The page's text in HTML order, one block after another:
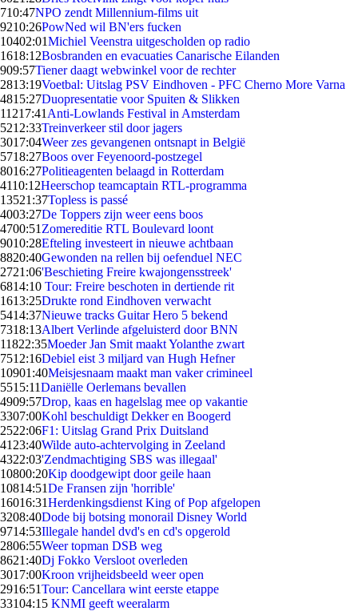
710:47NPO zendt Millennium-films uit
9210:26PowNed wil BN'ers fucken
10402:01Michiel Veenstra uitgescholden op radio
1618:12Bosbranden en evacuaties Canarische Eilanden
909:57Tiener daagt webwinkel voor de rechter
2813:19Voetbal: Uitslag PSV Eindhoven - PFC Cherno More Varna
4815:27Duopresentatie voor Spuiten & Slikken
11217:41 Anti-Lowlands Festival in Amsterdam
5212:33Treinverkeer stil door jagers
3017:04Weer zes gevangenen ontsnapt in België
5718:27Boos over Feyenoord-postzegel
8016:27Politieagenten belaagd in Rotterdam
4110:12Heerschop teamcaptain RTL-programma
13521:37Topless is passé
4003:27De Toppers zijn weer eens boos
4700:51 Zomereditie RTL Boulevard loont
9010:28Efteling investeert in nieuwe achtbaan
8820:40Gewonden na rellen bij oefenduel NEC
2721:06'Beschieting Freire kwajongensstreek'
6814:10 Tour: Freire beschoten in dertiende rit
1613:25Drukte rond Eindhoven verwacht
5414:37Nieuwe tracks Guitar Hero 5 bekend
7318:13Albert Verlinde afgeluisterd door BNN
11822:35Moeder Jan Smit maakt Yolanthe zwart
7512:16Debiel eist 3 miljard van Hugh Hefner
10901:40Meisjesnaam maakt man vaker crimineel
5515:11Daniëlle Oerlemans bevallen
4909:57Drop, kaas en hagelslag mee op vakantie
3307:00Kohl beschuldigt Dekker en Boogerd
2522:06F1: Uitslag Grand Prix Duitsland
41 23:40Wilde auto-achtervolging in Zeeland
4322:03'Zendmachtiging SBS was illegaal'
10800:20Kip doodgewipt door geile haan
10814:51De Fransen zijn 'horrible'
16016:31Herdenkingsdienst King of Pop afgelopen
3208:40Dode bij botsing monorail Disney World
9714:53Illegale handel dvd's en cd's opgerold
2806:55Weer topman DSB weg
8621:40Dj Fokko Versloot overleden
3017:00Kroon vrijheidsbeeld weer open
2916:51Tour: Cancellara wint eerste etappe
33104:15 KNMI geeft weeralarm